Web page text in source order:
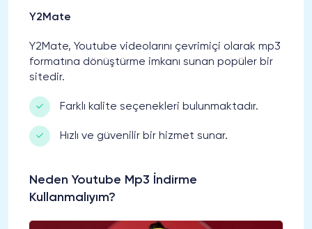
Y2Mate
Y2Mate, Youtube videolarını çevrimiçi olarak mp3
formatına dönüştürme imkanı sunan popüler bir
sitedir.
Farklı kalite seçenekleri bulunmaktadır.
Hızlı ve güvenilir bir hizmet sunar.
Neden Youtube Mp3 İndirme
Kullanmalıyım?